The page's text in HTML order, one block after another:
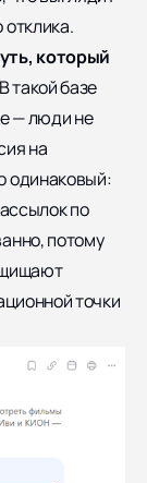
который
В такой базе
— люди не
на
одинаковый:
по
потому
точки